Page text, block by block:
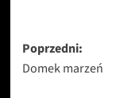
Zobacz
wpisy
Poprzedni:
Domek marzeń